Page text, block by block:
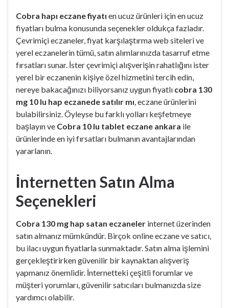
Cobra hapı eczane fiyatı en ucuz ürünleri için en ucuz
fiyatları bulma konusunda seçenekler oldukça fazladır.
Çevrimiçi eczaneler, fiyat karşılaştırma web siteleri ve
yerel eczanelerin tümü, satın alımlarınızda tasarruf etme
fırsatları sunar. İster çevrimiçi alışverişin rahatlığını ister
yerel bir eczanenin kişiye özel hizmetini tercih edin,
nereye bakacağınızı biliyorsanız uygun fiyatlı cobra 130
mg 10 lu hap eczanede satılır mı , eczane ürünlerini
bulabilirsiniz. Öyleyse bu farklı yolları keşfetmeye
başlayın ve Cobra 10 lu tablet eczane ankara ile
ürünlerinde en iyi fırsatları bulmanın avantajlarından
yararlanın.
İnternetten Satın Alma
Seçenekleri
Cobra 130 mg hap satan eczaneler internet üzerinden
satın almanız mümkündür. Birçok online eczane ve satıcı,
bu ilacı uygun fiyatlarla sunmaktadır. Satın alma işlemini
gerçekleştirirken güvenilir bir kaynaktan alışveriş
yapmanız önemlidir. İnternetteki çeşitli forumlar ve
müşteri yorumları, güvenilir satıcıları bulmanızda size
yardımcı olabilir.